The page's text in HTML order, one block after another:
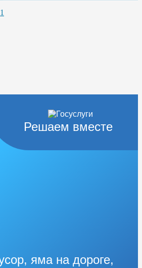
Решаем вместе
яма на дороге,